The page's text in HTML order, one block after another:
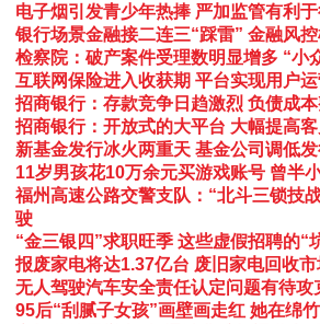
电子烟引发青少年热捧 严加监管有利
银行场景金融接二连三“踩雷” 金融风
检察院：破产案件受理数明显增多 “小
互联网保险进入收获期 平台实现用户
招商银行：存款竞争日趋激烈 负债成
招商银行：开放式的大平台 大幅提高
新基金发行冰火两重天 基金公司调低
11岁男孩花10万余元买游戏账号 曾半
福州高速公路交警支队：“北斗三锁技
驶
“金三银四”求职旺季 这些虚假招聘的“
报废家电将达1.37亿台 废旧家电回收市
无人驾驶汽车安全责任认定问题有待攻
95后“刮腻子女孩”画壁画走红 她在绵